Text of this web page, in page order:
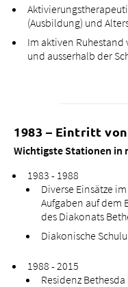
(Ausbildung) und
Im aktiven
und ausserhalb der
1983 – Eintritt
Wichtigste Stationen in
1983 - 1988
Diverse Einsätze
Aufgaben auf dem
des Diakonats
Diakonische
1988 - 2015
Residenz